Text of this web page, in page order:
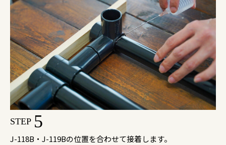
STEP 5
J-118B・J-119Bの位置を合わせて接着します。